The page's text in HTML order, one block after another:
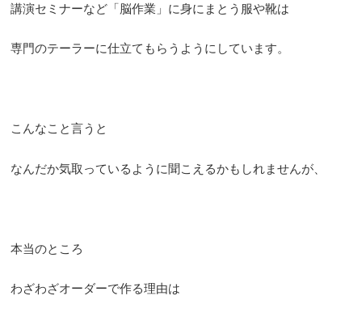
講演セミナーなど「脳作業」に身にまとう服や靴は
専門のテーラーに仕立てもらうようにしています。
こんなこと言うと
なんだか気取っているように聞こえるかもしれませんが、
本当のところ
わざわざオーダーで作る理由は